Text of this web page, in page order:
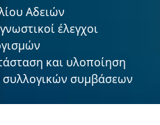
Αδειών
έλεγχοι
και υλοποίηση
συλλογικών συµβάσεων